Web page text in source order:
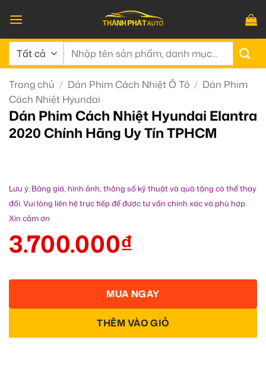
qua
nội
dung
Tìm
Trang chủ / Dán Phim Cách Nhiệt Ô Tô / Dán Phim
Cách Nhiệt Hyundai
Dán Phim Cách Nhiệt Hyundai Elantra
2020 Chính Hãng Uy Tín TPHCM
Lưu ý: Bảng giá, hình ảnh, thông số kỹ thuật và quà tặng có thể thay
đổi. Vui lòng liên hệ trực tiếp để được tư vấn chính xác và phù hợp.
Xin cảm ơn
3.700.000₫
THÊM VÀO GIỎ
MUA NGAY